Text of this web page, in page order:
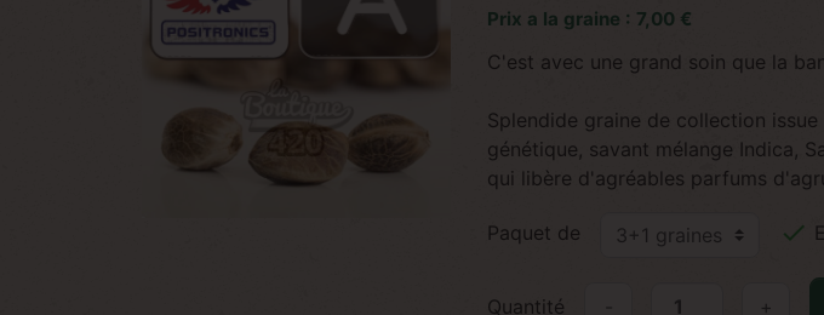
Prix a la graine : 7,00 €
C'est avec une grand soin que la
Splendide graine de collection
génétique, savant mélange Indica,
qui libère d'agréables parfums
Paquet de 
Quantité +